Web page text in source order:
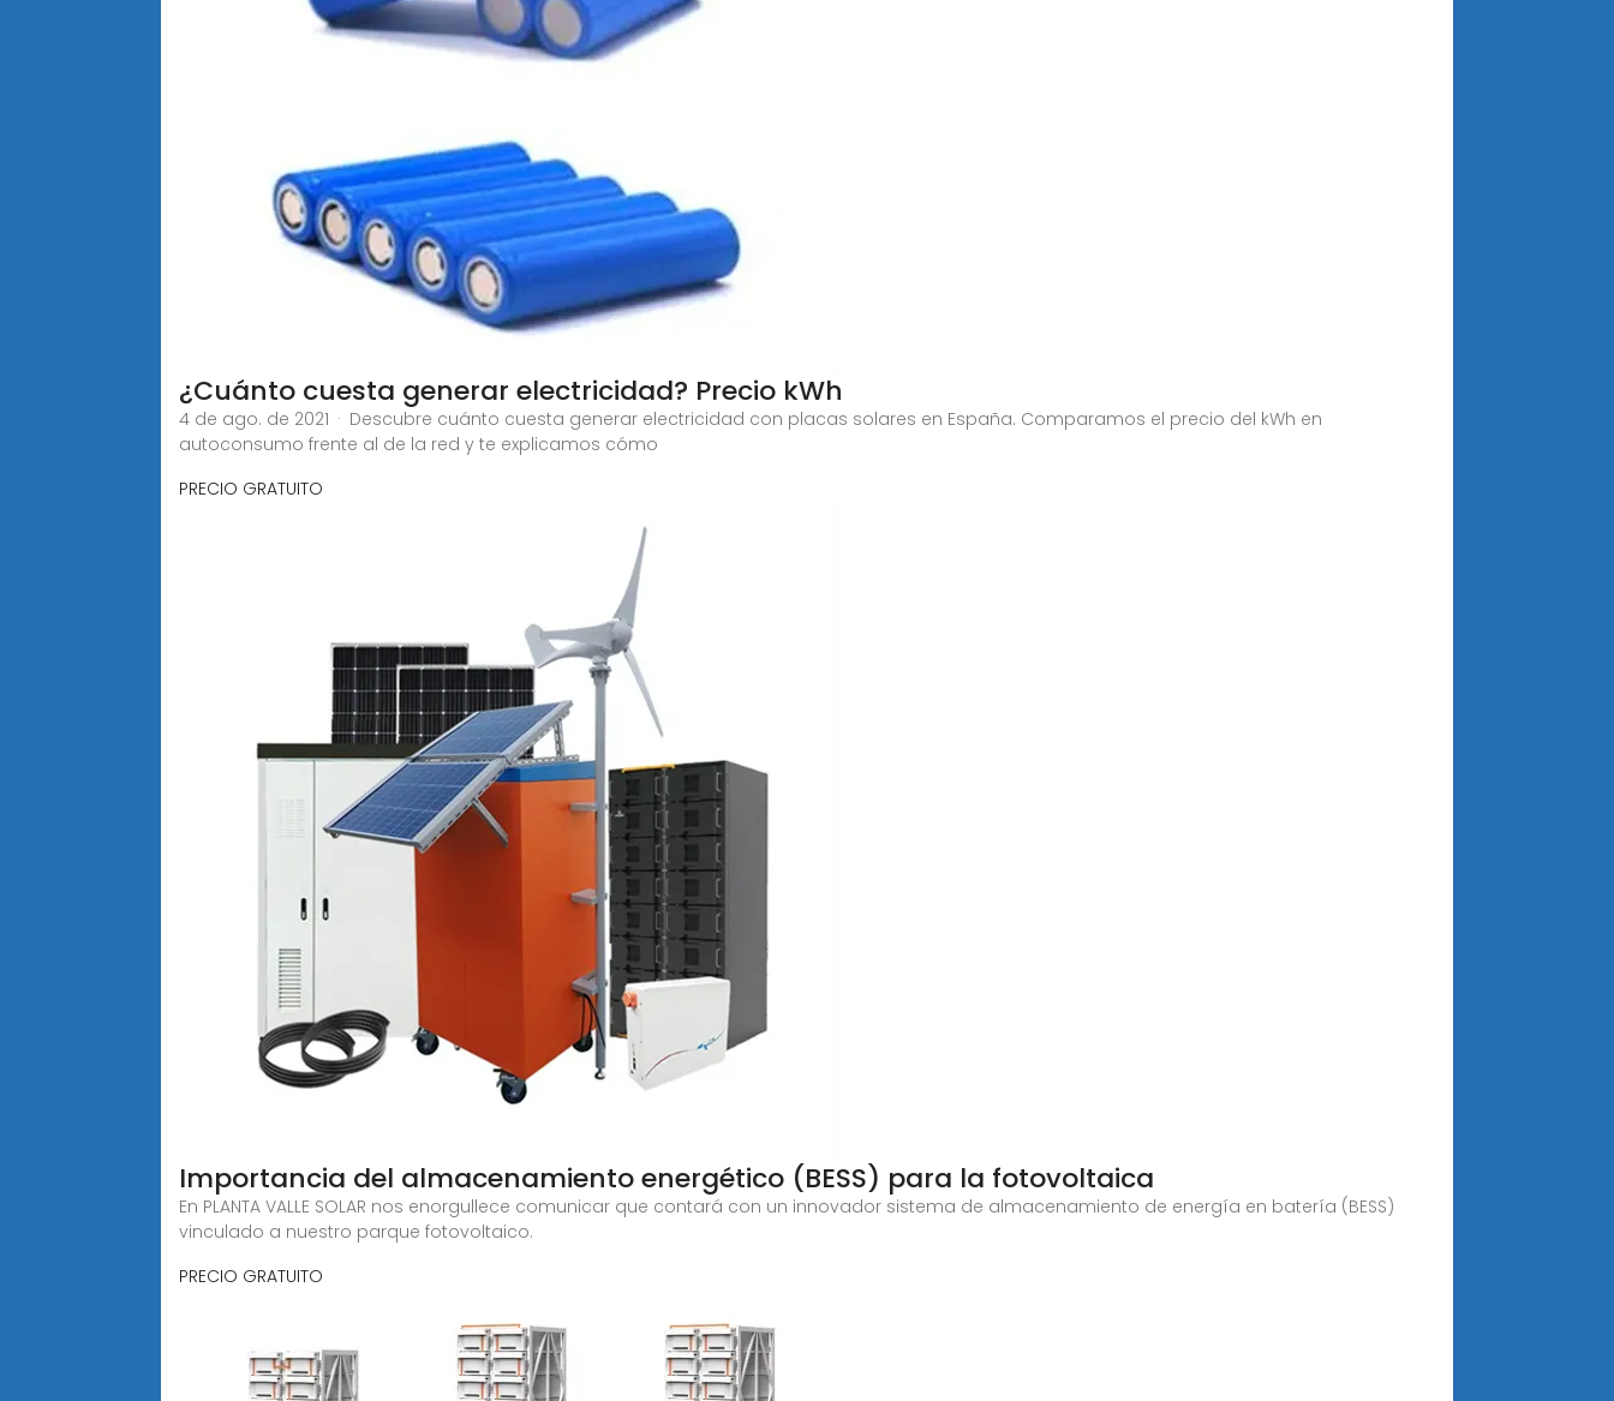
¿Cuánto cuesta generar electricidad? Precio kWh
4 de ago. de 2021 · Descubre cuánto cuesta generar electricidad con placas solares en España. Comparamos el precio del kWh en
autoconsumo frente al de la red y te explicamos cómo
PRECIO GRATUITO
Importancia del almacenamiento energético (BESS) para la fotovoltaica
En PLANTA VALLE SOLAR nos enorgullece comunicar que contará con un innovador sistema de almacenamiento de energía en batería (BESS)
vinculado a nuestro parque fotovoltaico.
PRECIO GRATUITO